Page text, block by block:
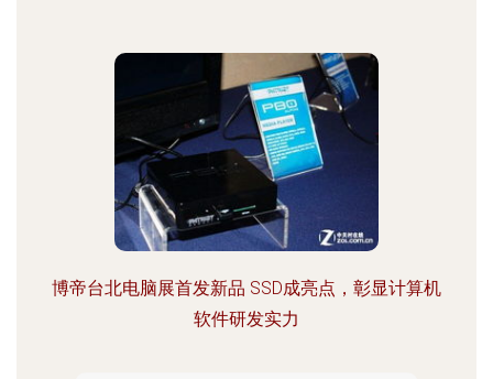
博帝台北电脑展首发新品 SSD成亮点，彰显计算机
软件研发实力